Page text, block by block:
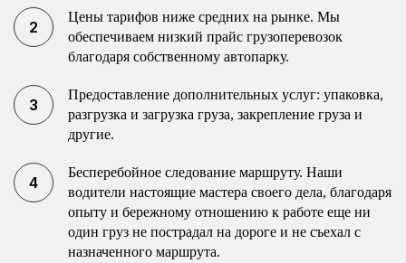
Цены тарифов ниже средних на рынке. Мы
обеспечиваем низкий прайс грузоперевозок
благодаря собственному автопарку.
Предоставление дополнительных услуг: упаковка,
разгрузка и загрузка груза, закрепление груза и
другие.
Бесперебойное следование маршруту. Наши
водители настоящие мастера своего дела, благодаря
опыту и бережному отношению к работе еще ни
один груз не пострадал на дороге и не съехал с
назначенного маршрута.